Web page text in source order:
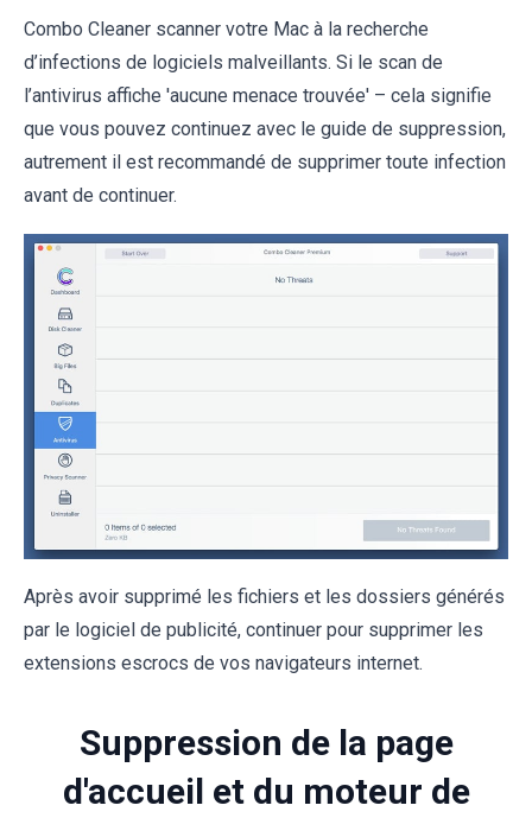
Combo Cleaner scanner votre Mac à la recherche
d’infections de logiciels malveillants. Si le scan de
l’antivirus affiche 'aucune menace trouvée' – cela signifie
que vous pouvez continuez avec le guide de suppression,
autrement il est recommandé de supprimer toute infection
avant de continuer.
Après avoir supprimé les fichiers et les dossiers générés
par le logiciel de publicité, continuer pour supprimer les
extensions escrocs de vos navigateurs internet.
Suppression de la page
d'accueil et du moteur de